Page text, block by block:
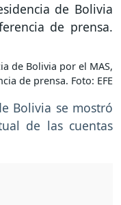
de Bolivia por el MAS,
de prensa. Foto: EFE
Bolivia se mostró
de las cuentas